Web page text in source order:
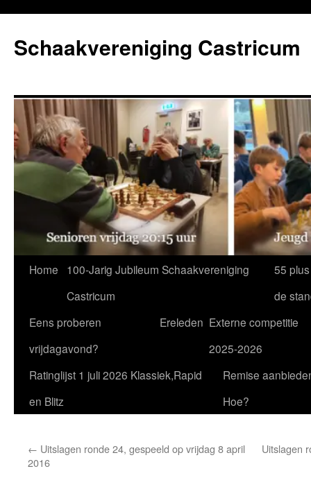
de
inhoud
Schaakvereniging Castricum
Home
100-Jarig Jubileum Schaakvereniging
Castricum
55
de
Eens proberen
vrijdagavond?
Ereleden Externe competitie
2025-2026
Ratinglijst 1 juli 2026 Klassiek,Rapid
en Blitz
Remise
Hoe?
← Uitslagen ronde 24, gespeeld op vrijdag 8 april
2016
Uitslagen